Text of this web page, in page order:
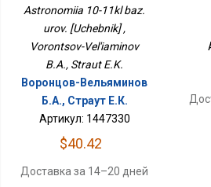
Astronomiia 10-11kl baz.
urov. [Uchebnik] ,
Vorontsov-Vel'iaminov
B.A., Straut E.K.
Воронцов-Вельяминов
Б.А., Страут Е.К.
Артикул: 1447330
$40.42
Доставка за 14–20 дней